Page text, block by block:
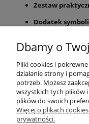
Zestaw
Dodatek
prezent na Chrzest
dodatkowych
elementów zestawu lub
Dbamy o
Pliki cookies i
działanie strony i
potrzeb. Możesz
wszystkich tych plików
plików do swoich
Więcej o plikach
prywatności.